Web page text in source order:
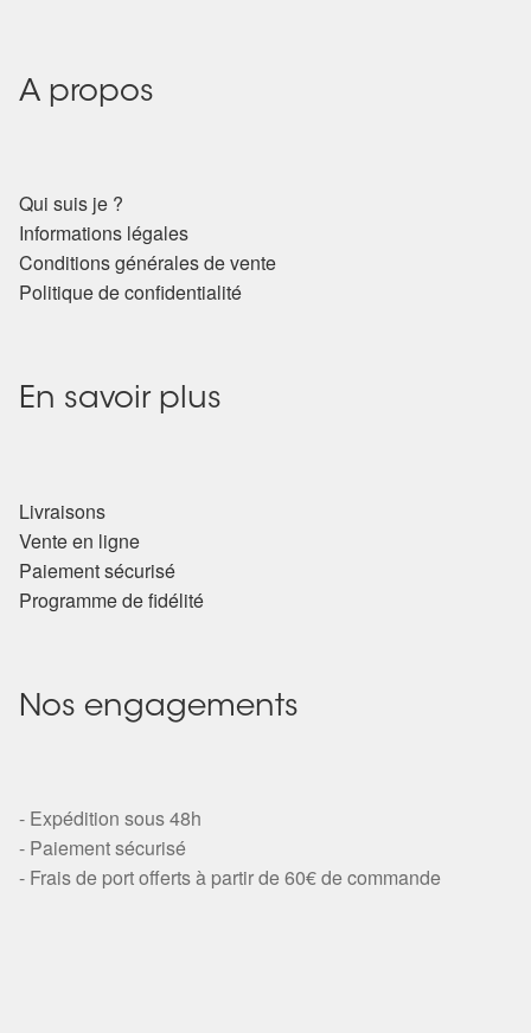
Panier
A propos
Qui suis je ?
Informations légales
Conditions générales de vente
Politique de confidentialité
En savoir plus
Livraisons
Vente en ligne
Paiement sécurisé
Programme de fidélité
Nos engagements
- Expédition sous 48h
- Paiement sécurisé
- Frais de port offerts à partir de 60€ de commande